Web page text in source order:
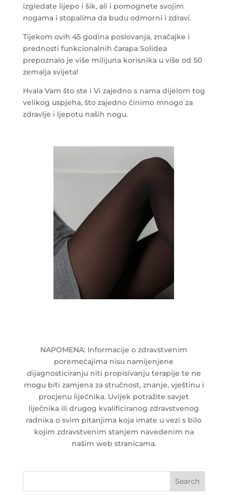
izgledate lijepo i šik, ali i pomognete svojim
nogama i stopalima da budu odmorni i zdravi.
Tijekom ovih 45 godina poslovanja, značajke i
prednosti funkcionalnih čarapa Solidea
prepoznalo je više milijuna korisnika u više od 50
zemalja svijeta!
Hvala Vam što ste i Vi zajedno s nama dijelom tog
velikog uspjeha, što zajedno činimo mnogo za
zdravlje i ljepotu naših nogu.
NAPOMENA: Informacije o zdravstvenim
poremećajima nisu namijenjene
dijagnosticiranju niti propisivanju terapije te ne
mogu biti zamjena za stručnost, znanje, vještinu i
procjenu liječnika. Uvijek potražite savjet
liječnika ili drugog kvalificiranog zdravstvenog
radnika o svim pitanjima koja imate u vezi s bilo
kojim zdravstvenim stanjem navedenim na
našim web stranicama.